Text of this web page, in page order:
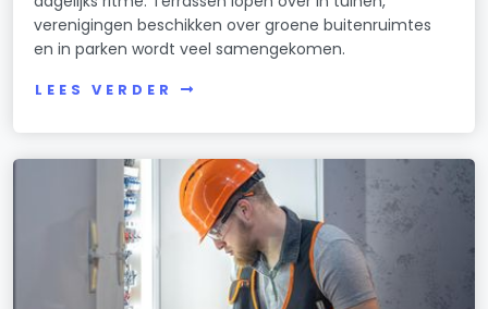
verenigingen beschikken over groene buitenruimtes
en in parken wordt veel samengekomen.
LEES VERDER